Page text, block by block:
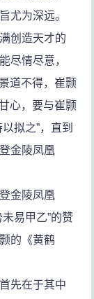
尤为深远。
创造天才的
尽情尽意，
道不得，崔颢
心，要与崔颢
拟之”，直到
金陵凤凰
金陵凤凰
易甲乙”的赞
的《黄鹤
先在于其中